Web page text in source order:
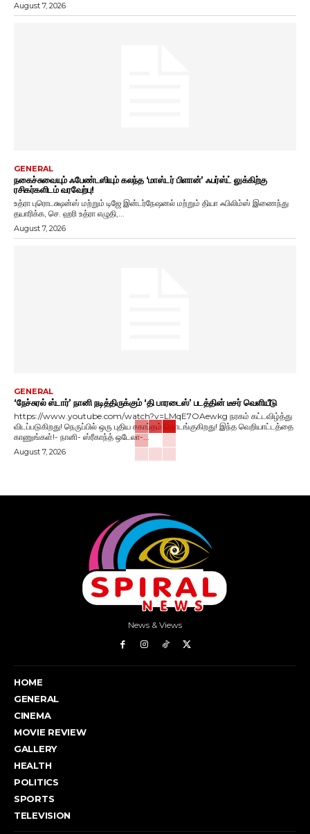
August 7, 2026
GENERAL
நகைச்சுவையும் ஃபேண்டஸியும் கலந்த ‘மாஸ்டர் பிளான்’ ஃபர்ஸ்ட் லுக்கிற்கு
ரசிகர்களிடம் வரவேற்பு!
உத்ரா புரொடக்ஷன்ஸ் மற்றும் டிஜே இன்டர்நேஷனல் மற்றும் தியா ஃபிலிம்ஸ் இணைந்து
தயாரிக்க, செ. ஹரி உத்ரா எழுதி,...
August 7, 2026
GENERAL
‘நேச்சுரல் ஸ்டார்’ நானி நடித்திருக்கும் ‘தி பாரடைஸ்’ படத்தின் டீசர் வெளியீடு
https://www.youtube.com/watch?v=LMqE7OAewkg நரகம் கட்டவிழ்த்து
விடப்படுகிறது! நெருப்பில் ஒரு புதிய சகாப்தம் தொடங்குகிறது! இந்த வெறியாட்டத்தை
காணுங்கள்!- நானி- ஸ்ரீகாந்த் ஒடேலா-...
August 7, 2026
News & Views
HOME
GENERAL
CINEMA
MOVIE REVIEW
GALLERY
HEALTH
POLITICS
SPORTS
TELEVISION